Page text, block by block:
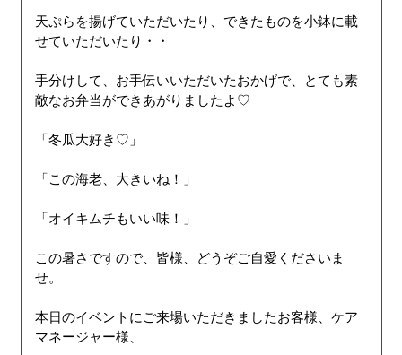
天ぷらを揚げていただいたり、できたものを小鉢に載
せていただいたり・・
手分けして、お手伝いいただいたおかげで、とても素
敵なお弁当ができあがりましたよ♡
「冬瓜大好き♡」
「この海老、大きいね！」
「オイキムチもいい味！」
この暑さですので、皆様、どうぞご自愛くださいま
せ。
本日のイベントにご来場いただきましたお客様、ケア
マネージャー様、